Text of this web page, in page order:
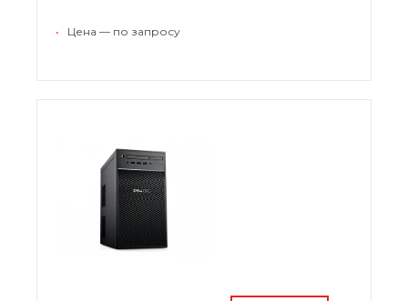
отличается экономичностью, доступностью и
• Цена — по запросу